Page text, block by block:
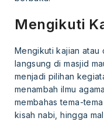
Mengikuti
Mengikuti kajian atau
langsung di masjid
menjadi pilihan
menambah ilmu
membahas tema-
kisah nabi, hingga